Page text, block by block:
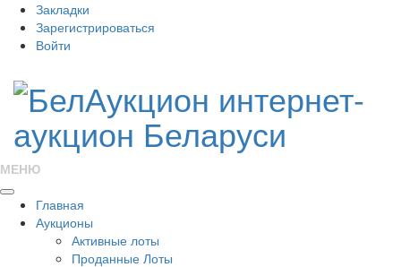
Закладки
Зарегистрироваться
Войти
МЕНЮ
Главная
Аукционы
Активные лоты
Проданные Лоты